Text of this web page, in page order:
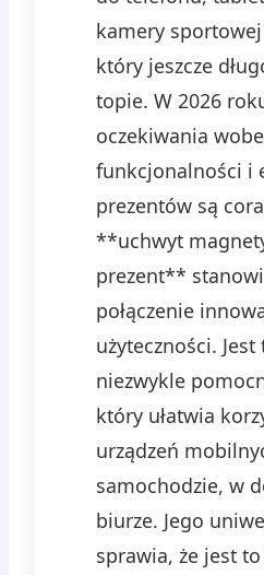
kamery
który jeszcze
topie. W 2026
oczekiwania
funkcjonalności i
prezentów są
**uchwyt
prezent**
połączenie
użyteczności.
niezwykle
który ułatwia
urządzeń
samochodzie, w
biurze. Jego
sprawia, że jest